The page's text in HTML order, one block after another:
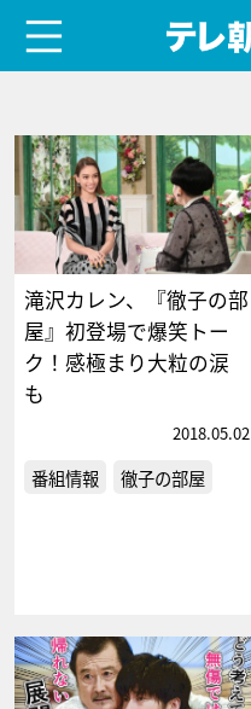
滝沢カレン、『徹子の部
屋』初登場で爆笑トー
ク！感極まり大粒の涙
も
2018.05.02
番組情報 徹子の部屋